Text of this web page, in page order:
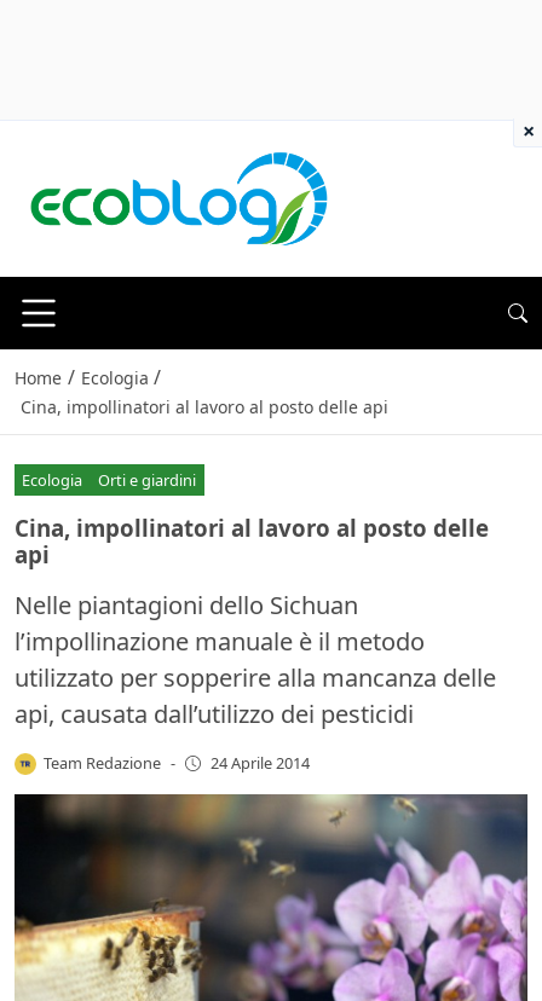
Home / Ecologia /
Cina, impollinatori al lavoro al posto delle api
Ecologia Orti e giardini
Cina, impollinatori al lavoro al posto delle
api
Nelle piantagioni dello Sichuan
l’impollinazione manuale è il metodo
utilizzato per sopperire alla mancanza delle
api, causata dall’utilizzo dei pesticidi
Team Redazione - 24 Aprile 2014
×